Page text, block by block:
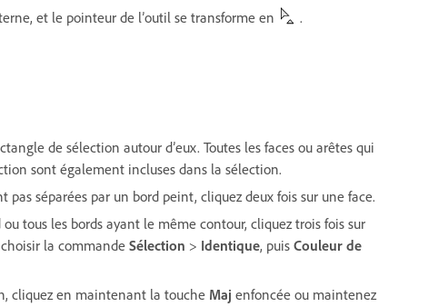
et le pointeur de l’outil se transforme en
.
de sélection autour d’eux. Toutes les faces ou arêtes qui
sont également incluses dans la sélection.
séparées par un bord peint, cliquez deux fois sur une face.
tous les bords ayant le même contour, cliquez trois fois sur
la commande Sélection > Identique, puis Couleur de
cliquez en maintenant la touche Maj enfoncée ou maintenez